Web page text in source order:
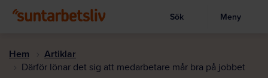
huvudinnehållet
Visa sökruta
Sök Meny
Hem Artiklar
Därför lönar det sig att medarbetare mår bra på jobbet